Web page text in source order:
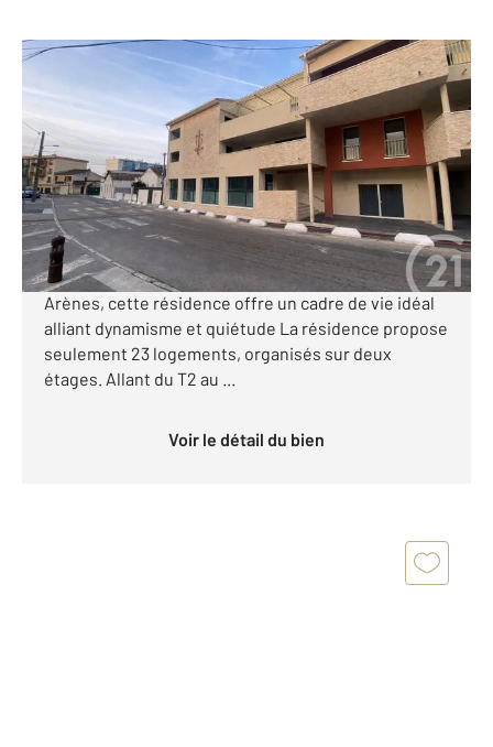
55,85 m
Appartement F3 à vendre
256 000 €
Programme neuf. LIVRABLE (Éligible QPV)
Emplacement idéal, proche du centre ville. Face aux
Arènes, cette résidence offre un cadre de vie idéal
alliant dynamisme et quiétude La résidence propose
seulement 23 logements, organisés sur deux
étages. Allant du T2 au ...
Voir le détail du bien